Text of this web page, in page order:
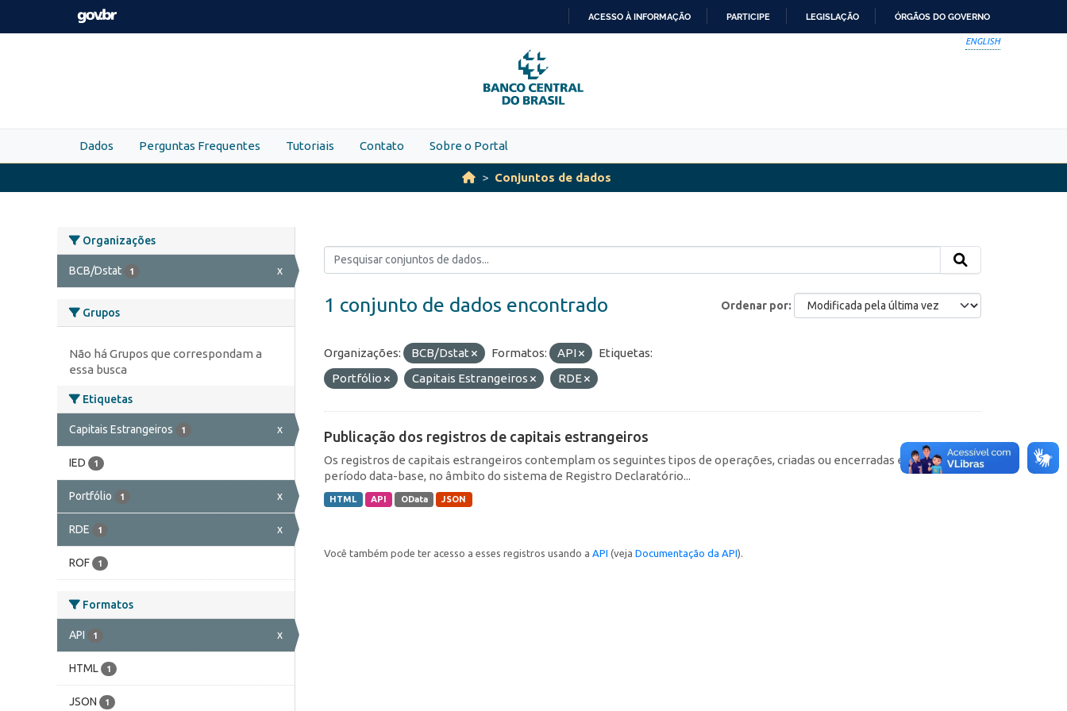
Skip to main content
PARA
O
CONTEÚDO
ACESSO À INFORMAÇÃO PARTICIPE LEGISLAÇÃO ÓRGÃOS DO GOVERNO
ENGLISH
Dados Perguntas Frequentes Tutoriais Contato Sobre o Portal
Conjuntos de dados
Organizações
BCB/Dstat 1 x
Grupos
Não há Grupos que correspondam a
essa busca
Etiquetas
Capitais Estrangeiros 1 x
IED 1
Portfólio 1 x
RDE 1 x
ROF 1
Formatos
API 1 x
HTML 1
JSON 1
Ordenar por
1 conjunto de dados encontrado
Organizações: BCB/Dstat Formatos: API
Etiquetas:
Portfólio
Capitais Estrangeiros RDE
Publicação dos registros de capitais estrangeiros
Os registros de capitais estrangeiros contemplam os seguintes tipos de operações, criadas ou encerradas em cada
período data-base, no âmbito do sistema de Registro Declaratório...
HTML API OData JSON
Você também pode ter acesso a esses registros usando a API (veja Documentação da API).